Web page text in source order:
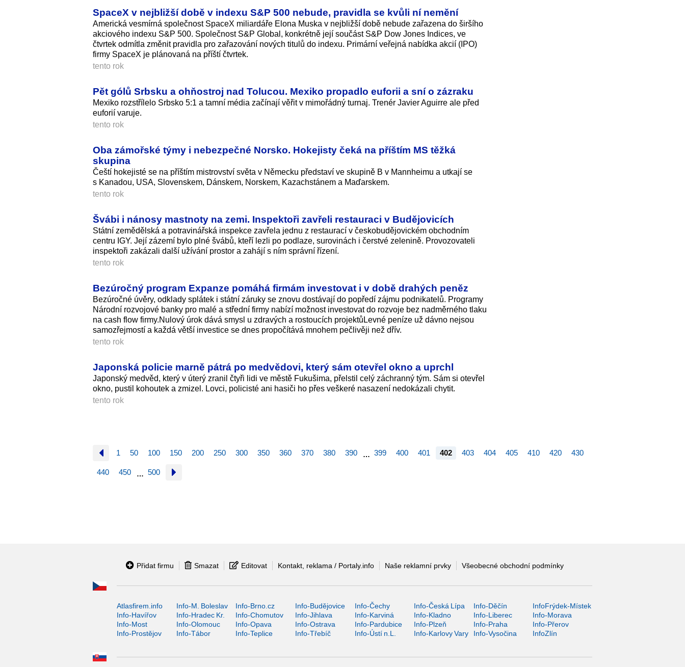
SpaceX v nejbližší době v indexu S&P 500 nebude, pravidla se kvůli ní nemění
Americká vesmírná společnost SpaceX miliardáře Elona Muska v nejbližší době nebude zařazena do širšího
akciového indexu S&P 500. Společnost S&P Global, konkrétně její součást S&P Dow Jones Indices, ve
čtvrtek odmítla změnit pravidla pro zařazování nových titulů do indexu. Primární veřejná nabídka akcií (IPO)
firmy SpaceX je plánovaná na příští čtvrtek.
tento rok
Pět gólů Srbsku a ohňostroj nad Tolucou. Mexiko propadlo euforii a sní o zázraku
Mexiko rozstřílelo Srbsko 5:1 a tamní média začínají věřit v mimořádný turnaj. Trenér Javier Aguirre ale před
euforií varuje.
tento rok
Oba zámořské týmy i nebezpečné Norsko. Hokejisty čeká na příštím MS těžká
skupina
Čeští hokejisté se na příštím mistrovství světa v Německu představí ve skupině B v Mannheimu a utkají se
s Kanadou, USA, Slovenskem, Dánskem, Norskem, Kazachstánem a Maďarskem.
tento rok
Švábi i nánosy mastnoty na zemi. Inspektoři zavřeli restauraci v Budějovicích
Státní zemědělská a potravinářská inspekce zavřela jednu z restaurací v českobudějovickém obchodním
centru IGY. Její zázemí bylo plné švábů, kteří lezli po podlaze, surovinách i čerstvé zelenině. Provozovateli
inspektoři zakázali další užívání prostor a zahájí s ním správní řízení.
tento rok
Bezúročný program Expanze pomáhá firmám investovat i v době drahých peněz
Bezúročné úvěry, odklady splátek i státní záruky se znovu dostávají do popředí zájmu podnikatelů. Programy
Národní rozvojové banky pro malé a střední firmy nabízí možnost investovat do rozvoje bez nadměrného tlaku
na cash flow firmy.Nulový úrok dává smysl u zdravých a rostoucích projektůLevné peníze už dávno nejsou
samozřejmostí a každá větší investice se dnes propočítává mnohem pečlivěji než dřív.
tento rok
Japonská policie marně pátrá po medvědovi, který sám otevřel okno a uprchl
Japonský medvěd, který v úterý zranil čtyři lidi ve městě Fukušima, přelstil celý záchranný tým. Sám si otevřel
okno, pustil kohoutek a zmizel. Lovci, policisté ani hasiči ho přes veškeré nasazení nedokázali chytit.
tento rok
1 50 100 150 200 250 300 350 360 370 380 390 … 399 400 401 402 403 404 405 410 420 430
440 450 … 500
Přidat firmu Smazat Editovat Kontakt, reklama / Portaly.info Naše reklamní prvky Všeobecné obchodní podmínky
Atlasfirem.info Info-M. Boleslav Info-Brno.cz Info-Budějovice Info-Čechy Info-Česká Lípa Info-Děčín
InfoFrýdek-Místek
Info-Havířov
Info-Hradec Kr. Info-Chomutov Info-Jihlava Info-Karviná Info-Kladno Info-Liberec
Info-Morava
Info-Most
Info-Olomouc Info-Opava Info-Ostrava Info-Pardubice Info-Plzeň Info-Praha
Info-Přerov
Info-Prostějov
Info-Tábor Info-Teplice Info-Třebíč Info-Ústí n.L. Info-Karlovy Vary Info-Vysočina InfoZlín